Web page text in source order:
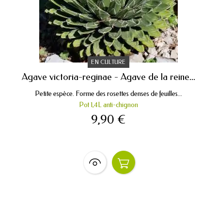
EN CULTURE
Agave victoria-reginae - Agave de la reine...
Petite espèce. Forme des rosettes denses de feuilles...
Pot 1,4L anti-chignon
9,90 €